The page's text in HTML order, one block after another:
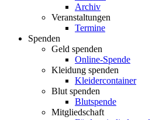
Archiv
Veranstaltungen
Termine
Spenden
Geld spenden
Online-Spende
Kleidung spenden
Kleidercontainer
Blut spenden
Blutspende
Mitgliedschaft